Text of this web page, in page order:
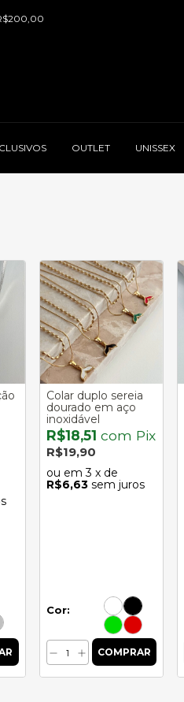
OUTLET UNISSEX
Colar duplo sereia
dourado em aço
inoxidável
R$18,51 com Pix
R$19,90
3 x de
R$6,63 sem juros
Cor: